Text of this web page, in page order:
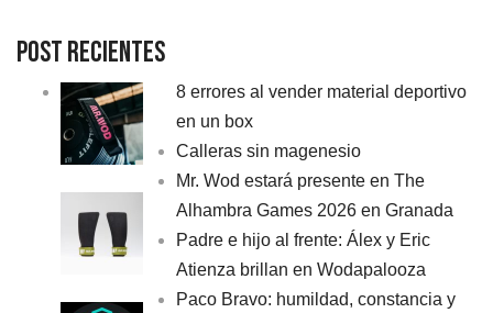
Post Recientes
8 errores al vender material deportivo
en un box
Calleras sin magenesio
Mr. Wod estará presente en The
Alhambra Games 2026 en Granada
Padre e hijo al frente: Álex y Eric
Atienza brillan en Wodapalooza
Paco Bravo: humildad, constancia y